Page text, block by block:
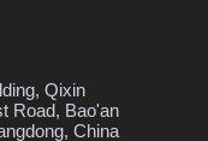
Qixin
Road, Bao'an
China